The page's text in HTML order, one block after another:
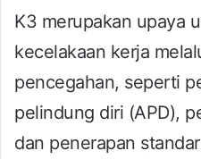
K3 merupakan upaya
kecelakaan kerja
pencegahan, seperti
pelindung diri (APD),
dan penerapan